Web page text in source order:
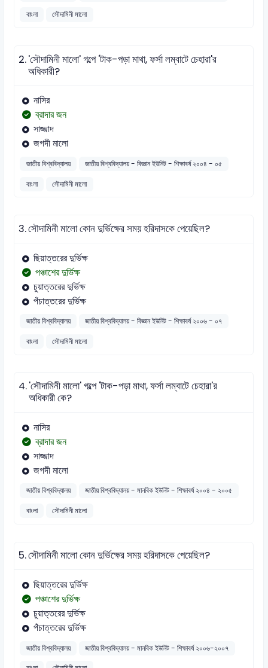
বাংলা
সৌদামিনী মালো
2.'সৌদামিনী মালো' গল্পে 'টাক-পড়া মাথা, ফর্সা লম্বাটে চেহারা'র
অধিকারী?
নাসির
ব্রাদার জন
সাজ্জাদ
জগদী মালো
জাতীয় বিশ্ববিদ্যালয়
জাতীয় বিশ্ববিদ্যালয় - বিজ্ঞান ইউনিট - শিক্ষাবর্ষ ২০০৪ - ০৫
বাংলা
সৌদামিনী মালো
3.সৌদামিনী মালো কোন দুর্ভিক্ষের সময় হরিদাসকে পেয়েছিল?
ছিয়াত্তরের দুর্ভিক্ষ
পঞ্চাশের দুর্ভিক্ষ
চুয়াত্তরের দুর্ভিক্ষ
পঁচাত্তরের দুর্ভিক্ষ
জাতীয় বিশ্ববিদ্যালয়
জাতীয় বিশ্ববিদ্যালয় - বিজ্ঞান ইউনিট - শিক্ষাবর্ষ ২০০৬ - ০৭
বাংলা
সৌদামিনী মালো
4.'সৌদামিনী মালো' গল্পে 'টাক-পড়া মাথা, ফর্সা লম্বাটে চেহারা'র
অধিকারী কে?
নাসির
ব্রাদার জন
সাজ্জাদ
জগদী মালো
জাতীয় বিশ্ববিদ্যালয়
জাতীয় বিশ্ববিদ্যালয় - মানবিক ইউনিট - শিক্ষাবর্ষ ২০০৪ - ২০০৫
বাংলা
সৌদামিনী মালো
5.সৌদামিনী মালো কোন দুর্ভিক্ষের সময় হরিদাসকে পেয়েছিল?
ছিয়াত্তরের দুর্ভিক্ষ
পঞ্চাশের দুর্ভিক্ষ
চুয়াত্তরের দুর্ভিক্ষ
পঁচাত্তরের দুর্ভিক্ষ
জাতীয় বিশ্ববিদ্যালয়
জাতীয় বিশ্ববিদ্যালয় - মানবিক ইউনিট - শিক্ষাবর্ষ ২০০৬-২০০৭